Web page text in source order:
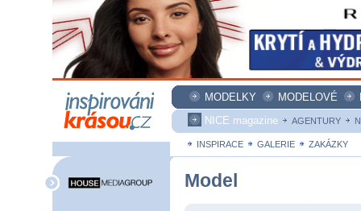
MODELKY MODELOVÉ
NICE magazine
AGENTURY
INSPIRACE GALERIE ZAKÁZKY
Model